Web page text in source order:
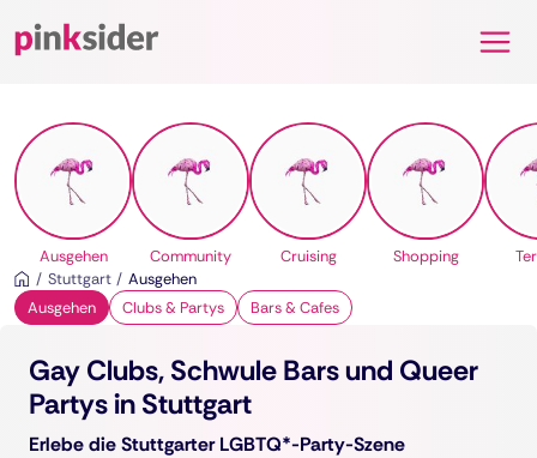
Pinksider
Ausgehen Community Cruising Shopping
Stuttgart
Ausgehen
Ausgehen
Clubs & Partys Bars & Cafes
Gay Clubs, Schwule Bars und Queer
Partys in Stuttgart
Erlebe die Stuttgarter LGBTQ*-Party-Szene